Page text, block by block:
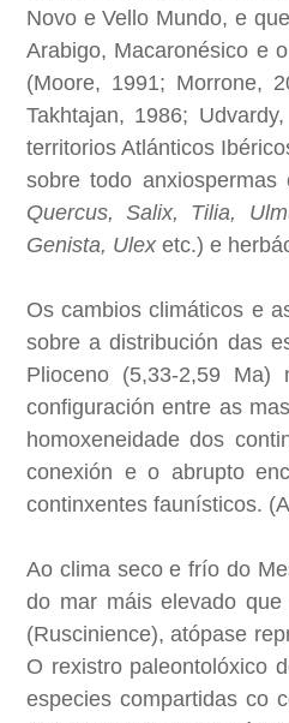
Novo e Vello Mundo, e
Arabigo, Macaronésico e
(Moore, 1991; Morrone,
Takhtajan, 1986;
territorios Atlánticos
sobre todo anxiospermas
Quercus, Salix, Tilia,
Genista, Ulexetc.) e
Os cambios climáticos e
sobre a distribución das
Plioceno (5,33-2,59
configuración entre as
homoxeneidade dos
conexión e o abrupto
continxentes faunísticos.
Ao clima seco e frío do
do mar máis elevado
(Ruscinience), atópase
O rexistro paleontolóxico
especies compartidas co